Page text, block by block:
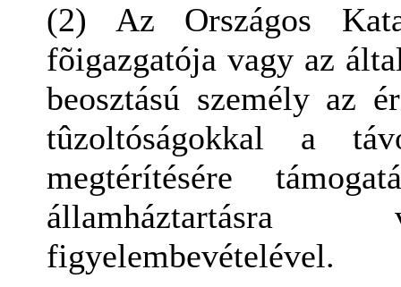
(2) Az Országos
fõigazgatója vagy az
beosztású személy az
tûzoltóságokkal a
megtérítésére
államháztartásra
figyelembevételével.